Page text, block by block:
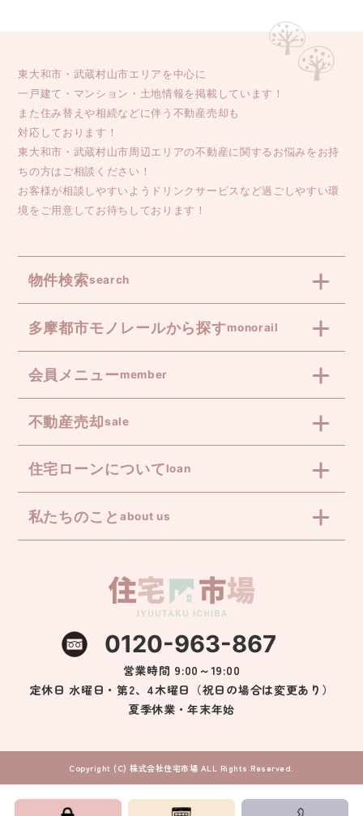
東大和市・武蔵村山市エリアを中心に
一戸建て・マンション・土地情報を掲載しています！
また住み替えや相続などに伴う不動産売却も
対応しております！
東大和市・武蔵村山市周辺エリアの不動産に関するお悩みをお持
ちの方はご相談ください！
お客様が相談しやすいようドリンクサービスなど過ごしやすい環
境をご用意してお待ちしております！
物件検索search
多摩都市モノレールから探すmonorail
会員メニューmember
不動産売却sale
住宅ローンについてloan
私たちのこと about us
0120-963-867
営業時間 9:00～19:00
定休日 水曜日・第2、4木曜日（祝日の場合は変更あり）
夏季休業・年末年始
Copyright (C) 株式会社住宅市場 ALL Rights Reserved.